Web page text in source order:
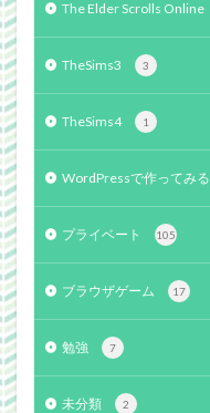
The Elder Scrolls Online
TheSims3 3
TheSims4 1
WordPressで作ってみる
プライベート 105
ブラウザゲーム 17
勉強 7
未分類 2